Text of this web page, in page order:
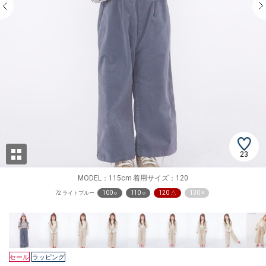
23
MODEL：115cm 着用サイズ：120
72 ライトブルー 100 ○ 110 ○ 120 △ 130 ×
セール ラッピング